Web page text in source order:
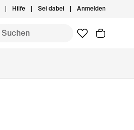
Hilfe Sei dabei Anmelden